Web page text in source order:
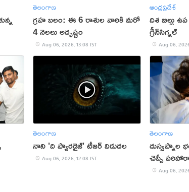
తెలంగాణ
గ్రహ బలం: ఈ 6 రాశుల వారికి మరో
4 నెలలు అదృష్టం
Aug 06, 2026, 13:08 IST
ఆంధ్రప్రదేశ్
దిశ బిల్లు
గ్రీన్‌సిగ్న‌ల్‌
Aug 06,
తెలంగాణ
నాని 'ది ప్యారడైజ్' టీజర్ విడుదల
Aug 06, 2026, 12:08 IST
తెలంగాణ
దుస్వప్నాల
చెప్పే
Aug 06,